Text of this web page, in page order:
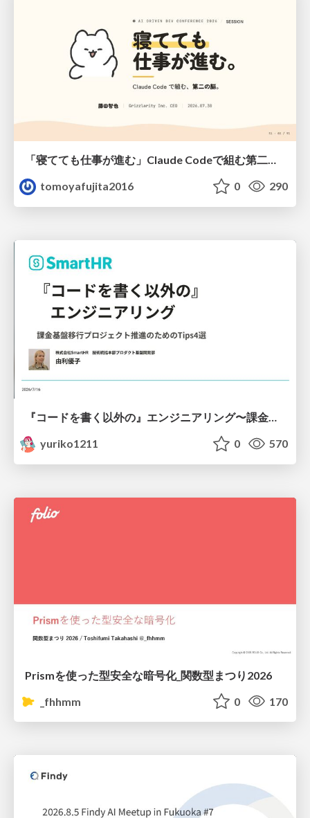
tomoyafujita2016
0 290
『コードを書く以外の』エンジニアリング〜課金基盤移行プロジェクト推進のためのTips4選
yuriko1211
0 570
Prismを使った型安全な暗号化_関数型まつり2026
_fhhmm
0 170